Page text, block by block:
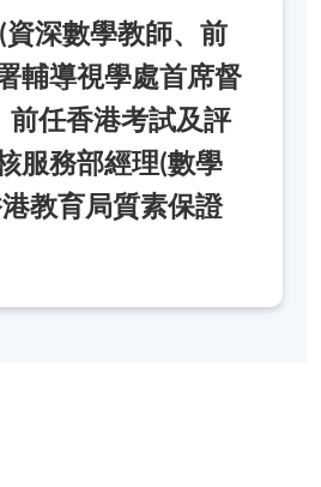
資深數學教師、前
輔導視學處首席督
前任香港考試及評
服務部經理(數學
教育局質素保證